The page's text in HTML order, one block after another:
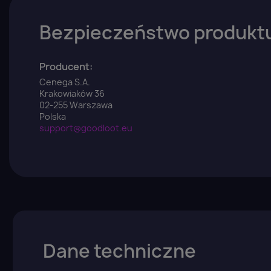
Bezpieczeństwo
Producent:
Cenega S.A.
Krakowiaków 36
02-255 Warszawa
Polska
support@goodloot.eu
Dane techniczne